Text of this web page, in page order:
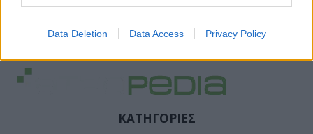
Data Deletion Data Access Privacy Policy
ΚΑΤΗΓΟΡΙΕΣ